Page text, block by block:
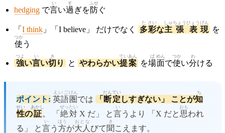
hedging で言
い
い過
す
ぎを防
ふせ
ぐ
「 I think 」「I believe」 だけでなく 多
た
彩
さい
な主
しゅ
張
ちょう
表
ひょう
現
げん
を
使
つか
う
強
つよ
い言
い
い切
き
り と やわらかい提
てい
案
あん
を場
ば
面
めん
で使
つか
い分
わ
ける
ポイント: 英語
えいご
圏
けん
では 「 断
だん
定
てい
しすぎない」 ことが知
ち
性
せい
の証
あかし
。 「 絶
ぜっ
対
たい
X だ」 と言
い
うより 「X だと 思
おも
われ
る」 と言
い
う 方
ほう
が大人
おとな
びて 聞
き
こえます。